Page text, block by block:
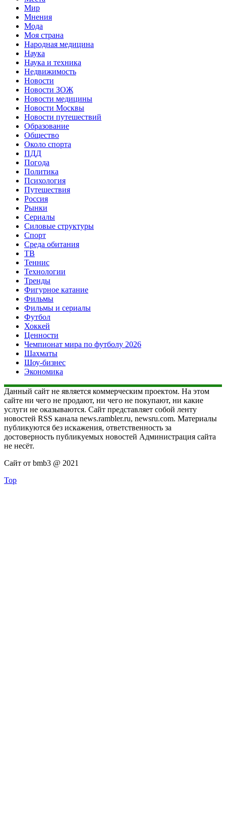
Мир
Мнения
Мода
Моя страна
Народная медицина
Наука
Наука и техника
Недвижимость
Новости
Новости ЗОЖ
Новости медицины
Новости Москвы
Новости путешествий
Образование
Общество
Около спорта
ПДД
Погода
Политика
Психология
Путешествия
Россия
Рынки
Сериалы
Силовые структуры
Спорт
Среда обитания
ТВ
Теннис
Технологии
Тренды
Фигурное катание
Фильмы
Фильмы и сериалы
Футбол
Хоккей
Ценности
Чемпионат мира по футболу 2026
Шахматы
Шоу-бизнес
Экономика
Данный сайт не является коммерческим проектом. На этом
сайте ни чего не продают, ни чего не покупают, ни какие
услуги не оказываются. Сайт представляет собой ленту
новостей RSS канала news.rambler.ru, newsru.com. Материалы
публикуются без искажения, ответственность за
достоверность публикуемых новостей Администрация сайта
не несёт.
Сайт от bmb3 @ 2021
Top